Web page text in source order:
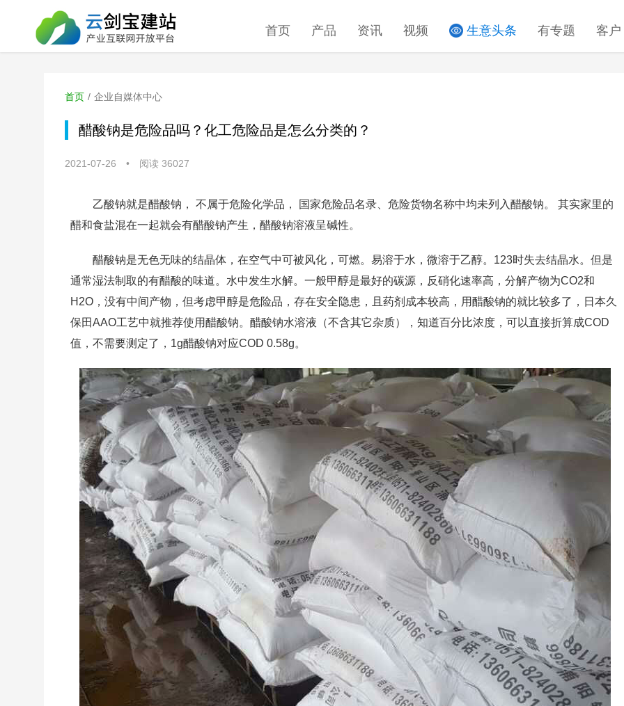
首页 产品 资讯 视频 生意头条 有专题 客户
首页 / 企业自媒体中心
醋酸钠是危险品吗？化工危险品是怎么分类的？
2021-07-26 • 阅读 36027
乙酸钠就是醋酸钠， 不属于危险化学品， 国家危险品名录、危险货物名称中均未列入醋酸钠。 其实家里的
醋和食盐混在一起就会有醋酸钠产生，醋酸钠溶液呈碱性。
醋酸钠是无色无味的结晶体，在空气中可被风化，可燃。易溶于水，微溶于乙醇。123时失去结晶水。但是
通常湿法制取的有醋酸的味道。水中发生水解。一般甲醇是最好的碳源，反硝化速率高，分解产物为CO2和
H2O，没有中间产物，但考虑甲醇是危险品，存在安全隐患，且药剂成本较高，用醋酸钠的就比较多了，日本久
保田AAO工艺中就推荐使用醋酸钠。醋酸钠水溶液（不含其它杂质），知道百分比浓度，可以直接折算成COD
值，不需要测定了，1g醋酸钠对应COD 0.58g。